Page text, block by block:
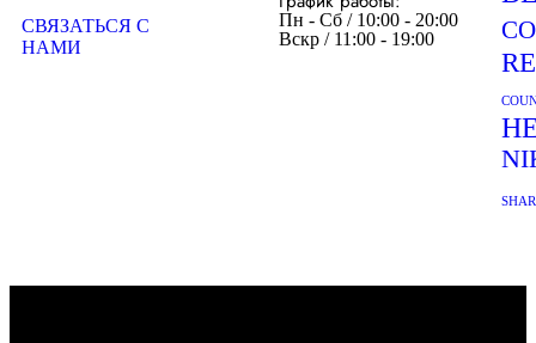
СВЯЗАТЬСЯ С
НАМИ
Пн - Сб / 10:00 - 20:00
Вскр / 11:00 - 19:00